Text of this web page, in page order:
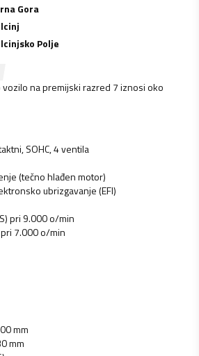
Gora
Polje
vozilo na premijski razred 7 iznosi oko
SOHC, 4 ventila
(tečno hlađen motor)
ubrizgavanje (EFI)
pri 9.000 o/min
7.000 o/min
mm
mm